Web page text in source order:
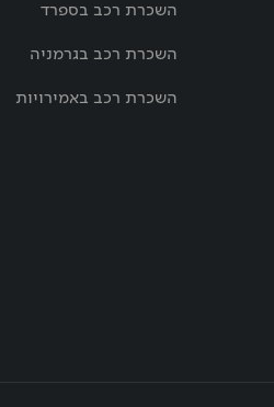
השכרת רכב בספרד
השכרת רכב בגרמניה
השכרת רכב באמירויות